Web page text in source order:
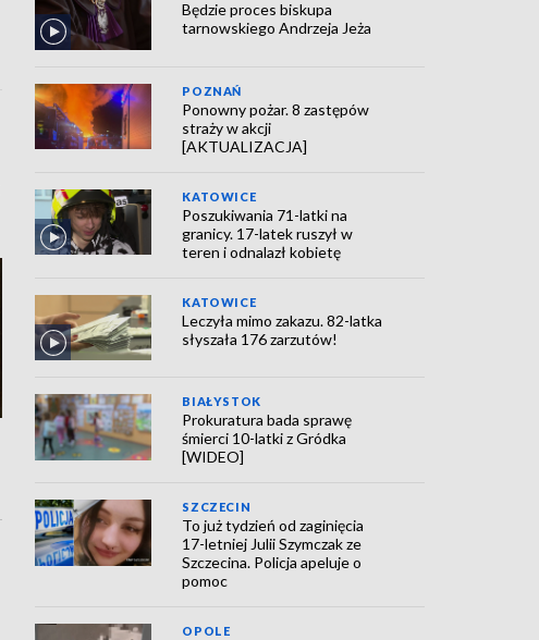
Będzie proces biskupa
tarnowskiego Andrzeja Jeża
POZNAŃ
Ponowny pożar. 8 zastępów
straży w akcji
[AKTUALIZACJA]
KATOWICE
Poszukiwania 71-latki na
granicy. 17-latek ruszył w
teren i odnalazł kobietę
KATOWICE
Leczyła mimo zakazu. 82-latka
słyszała 176 zarzutów!
BIAŁYSTOK
Prokuratura bada sprawę
śmierci 10-latki z Gródka
[WIDEO]
SZCZECIN
To już tydzień od zaginięcia
17-letniej Julii Szymczak ze
Szczecina. Policja apeluje o
pomoc
OPOLE